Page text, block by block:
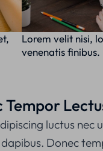
Lorem velit nisi,
venenatis finibus.
Tempor
luctus nec
Donec